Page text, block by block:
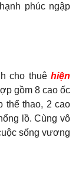
phúc ngập
cho thuê hiện
gồm 8 cao ốc
thao, 2 cao
lồ. Cùng vô
sống vương